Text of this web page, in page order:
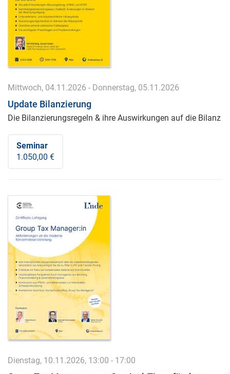
Mittwoch, 04.11.2026 - Donnerstag, 05.11.2026
Update Bilanzierung
Die Bilanzierungsregeln & ihre Auswirkungen auf die Bilanz
Seminar
1.050,00 €
Dienstag, 10.11.2026, 13:00 - 17:00